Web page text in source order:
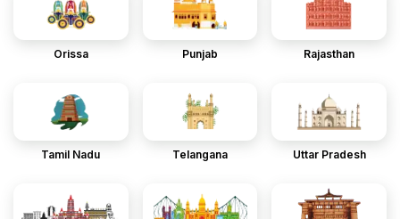
Orissa Punjab Rajasthan
Tamil Nadu Telangana Uttar Pradesh